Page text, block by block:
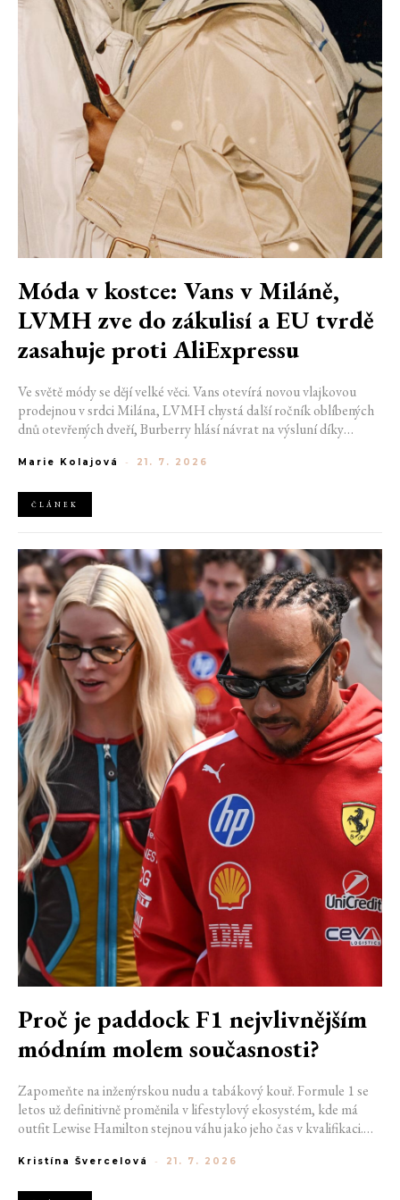
Móda v kostce: Vans v Miláně,
LVMH zve do zákulisí a EU tvrdě
zasahuje proti AliExpressu
Ve světě módy se dějí velké věci. Vans otevírá novou vlajkovou
prodejnou v srdci Milána, LVMH chystá další ročník oblíbených
dnů otevřených dveří, Burberry hlásí návrat na výsluní díky
AliExpress.
Marie Kolajová - 21. 7. 2026
ČLÁNEK
Proč je paddock F1 nejvlivnějším
módním molem současnosti?
Zapomeňte na inženýrskou nudu a tabákový kouř. Formule 1 se
letos už definitivně proměnila v lifestylový ekosystém, kde má
outfit Lewise Hamilton stejnou váhu jako jeho čas v kvalifikaci.
nové generace influencerů a fenoménu manželek a partnerek
Kristína Švercelová - 21. 7. 2026